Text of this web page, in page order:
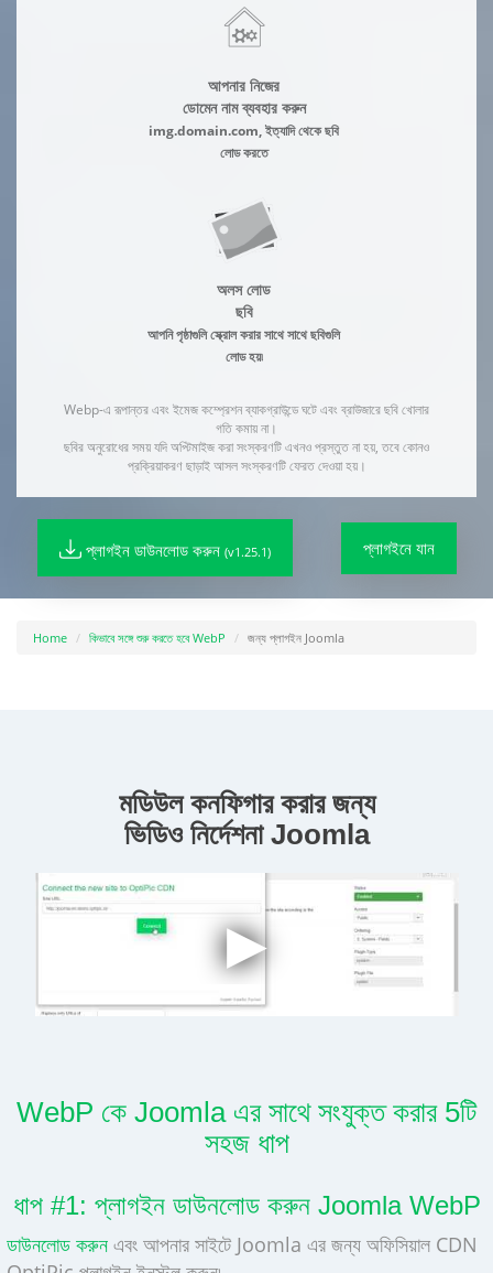
আপনার নিজের
ডোমেন নাম ব্যবহার করুন
img.domain.com, ইত্যাদি থেকে ছবি
লোড করতে
অলস লোড
ছবি
আপনি পৃষ্ঠাগুলি স্ক্রোল করার সাথে সাথে ছবিগুলি
লোড হয়৷
Webp-এ রূপান্তর এবং ইমেজ কম্প্রেশন ব্যাকগ্রাউন্ডে ঘটে এবং ব্রাউজারে ছবি খোলার
গতি কমায় না।
ছবির অনুরোধের সময় যদি অপ্টিমাইজ করা সংস্করণটি এখনও প্রস্তুত না হয়, তবে কোনও
প্রক্রিয়াকরণ ছাড়াই আসল সংস্করণটি ফেরত দেওয়া হয়।
প্লাগইন ডাউনলোড করুন (v1.25.1) প্লাগইনে যান
Home কিভাবে সঙ্গে শুরু করতে হবে WebP জন্য প্লাগইন Joomla
মডিউল কনফিগার করার জন্য
ভিডিও নির্দেশনা Joomla
WebP কে Joomla এর সাথে সংযুক্ত করার 5টি
সহজ ধাপ
ধাপ #1: প্লাগইন ডাউনলোড করুন Joomla WebP
ডাউনলোড করুনএবং আপনার সাইটে Joomla এর জন্য অফিসিয়াল CDN